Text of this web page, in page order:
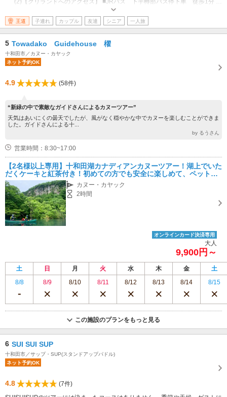
王道 子連れ カップル 友達 シニア 一人旅
5 Towadako Guidehouse 櫂
十和田市／カヌー・カヤック
ネット予約OK
4.9 (58件)
“新緑の中で素敵なガイドさんによるカヌーツアー”
天気はあいにくの曇天でしたが、風がなく穏やかな中でカヌーを楽しむことができま
した。ガイドさんによる十...
by るうさん
営業時間：8:30~17:00
【2名様以上専用】十和田湖カナディアンカヌーツアー！湖上でいた
だくケーキと紅茶付き！初めての方でも安全に楽しめて、ペットも
一緒に参加できます！
カヌー・カヤック
2時間
オンラインカード決済専用
大人
9,900円～
土 日 月 火 水 木 金
土
8/8
8/9 8/10 8/11 8/12 8/13 8/14 8/15
この施設のプランをもっと見る
6 SUI SUI SUP
十和田市／サップ・SUP(スタンドアップパドル)
ネット予約OK
4.8
(7件)